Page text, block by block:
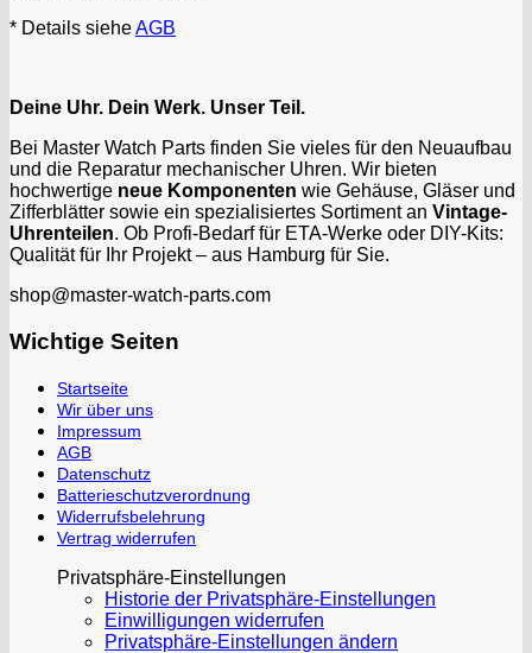
* Details sieheAGB
Deine Uhr. Dein Werk. Unser Teil.
Bei Master Watch Parts finden Sie vieles für den Neuaufbau
und die Reparatur mechanischer Uhren. Wir bieten
hochwertige neue Komponenten wie Gehäuse, Gläser und
Zifferblätter sowie ein spezialisiertes Sortiment an Vintage-
Uhrenteilen. Ob Profi-Bedarf für ETA-Werke oder DIY-Kits:
Qualität für Ihr Projekt – aus Hamburg für Sie.
shop@master-watch-parts.com
Wichtige Seiten
Startseite
Wir über uns
Impressum
AGB
Datenschutz
Batterieschutzverordnung
Widerrufsbelehrung
Vertrag widerrufen
Privatsphäre-Einstellungen
Historie der Privatsphäre-Einstellungen
Einwilligungen widerrufen
Privatsphäre-Einstellungen ändern